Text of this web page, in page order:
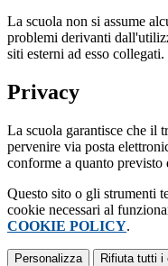
La scuola non si assume
problemi derivanti
siti esterni ad esso collegati.
Privacy
La scuola garantisce che il
pervenire via posta
conforme a quanto
Questo sito o gli strumenti
cookie necessari al
COOKIE POLICY.
Personalizza Rifiuta tutti i